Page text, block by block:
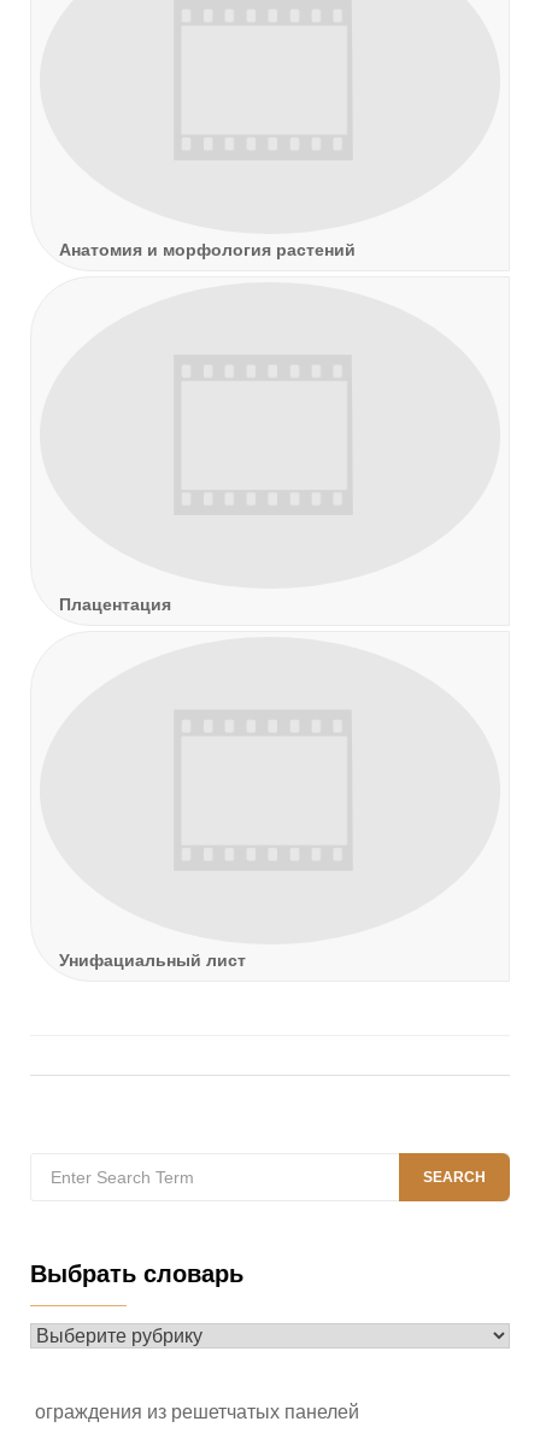
Анатомия и морфология растений
Плацентация
Унифациальный лист
for:
SEARCH
Выбрать словарь
Выбрать
ограждения из решетчатых панелей